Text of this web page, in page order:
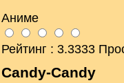
Аниме
Рейтинг : 3.3333
Candy-Candy